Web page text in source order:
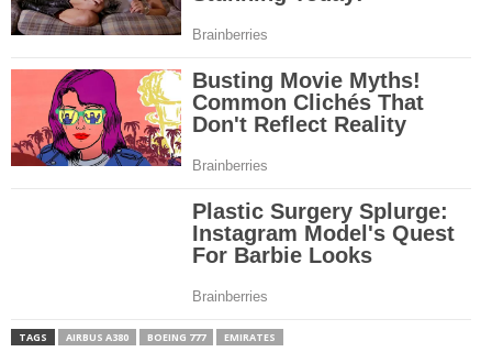
TAGS AIRBUS A380 BOEING 777 EMIRATES